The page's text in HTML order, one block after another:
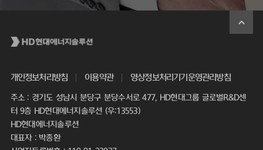
개인정보처리방침 이용약관 영상정보처리기기운영관리방침
주소 : 경기도 성남시 분당구 분당수서로 477, HD현대그룹 글로벌R&D센
터 9층 HD현대에너지솔루션 (우:13553)
HD현대에너지솔루션
대표자 : 박종환